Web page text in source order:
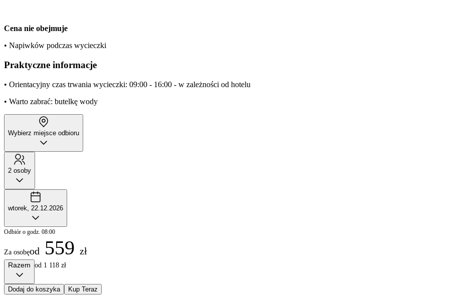
Cena nie obejmuje
• Napiwków podczas wycieczki
Praktyczne informacje
• Orientacyjny czas trwania wycieczki: 09:00 - 16:00 - w zależności od hotelu
• Warto zabrać: butelkę wody
Wybierz miejsce odbioru
2 osoby
wtorek, 22.12.2026
Odbiór o godz. 08:00
Za osobęod 559 zł
Razem od 1 118 zł
Dodaj do koszyka Kup Teraz